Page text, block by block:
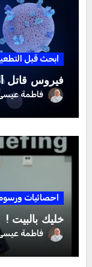
ابحث قبل
فيروس قاتل
فاطمة
احصائيات ورسوم
خليك بالبيت !
فاطمة